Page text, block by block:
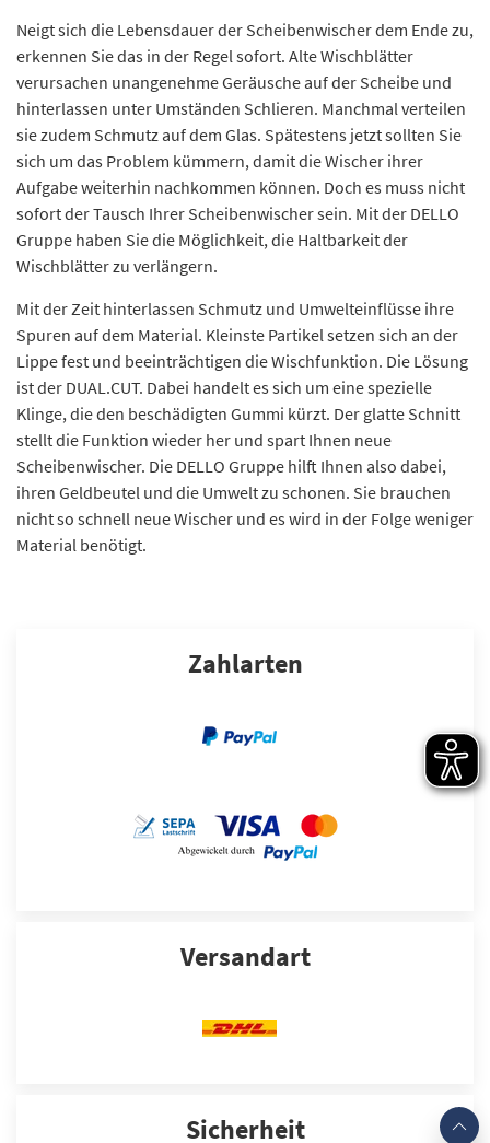
Neigt sich die Lebensdauer der Scheibenwischer dem Ende zu,
erkennen Sie das in der Regel sofort. Alte Wischblätter
verursachen unangenehme Geräusche auf der Scheibe und
hinterlassen unter Umständen Schlieren. Manchmal verteilen
sie zudem Schmutz auf dem Glas. Spätestens jetzt sollten Sie
sich um das Problem kümmern, damit die Wischer ihrer
Aufgabe weiterhin nachkommen können. Doch es muss nicht
sofort der Tausch Ihrer Scheibenwischer sein. Mit der DELLO
Gruppe haben Sie die Möglichkeit, die Haltbarkeit der
Wischblätter zu verlängern.
Mit der Zeit hinterlassen Schmutz und Umwelteinflüsse ihre
Spuren auf dem Material. Kleinste Partikel setzen sich an der
Lippe fest und beeinträchtigen die Wischfunktion. Die Lösung
ist der DUAL.CUT. Dabei handelt es sich um eine spezielle
Klinge, die den beschädigten Gummi kürzt. Der glatte Schnitt
stellt die Funktion wieder her und spart Ihnen neue
Scheibenwischer. Die DELLO Gruppe hilft Ihnen also dabei,
ihren Geldbeutel und die Umwelt zu schonen. Sie brauchen
nicht so schnell neue Wischer und es wird in der Folge weniger
Material benötigt.
Zahlarten
Versandart
Sicherheit